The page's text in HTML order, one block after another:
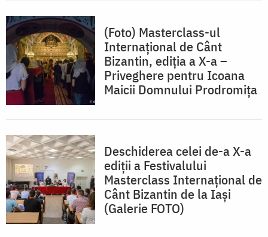
(Foto) Masterclass-ul
Internațional de Cânt
Bizantin, ediția a X-a –
Priveghere pentru Icoana
Maicii Domnului Prodromiţa
Deschiderea celei de-a X-a
ediţii a Festivalului
Masterclass Internațional de
Cânt Bizantin de la Iași
(Galerie FOTO)